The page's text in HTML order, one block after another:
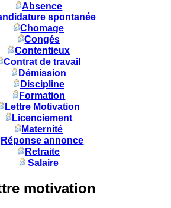
Absence
spontanée
Chomage
Congés
Contentieux
Contrat de travail
Démission
Discipline
Formation
Lettre Motivation
Licenciement
Maternité
Réponse annonce
Retraite
Salaire
motivation